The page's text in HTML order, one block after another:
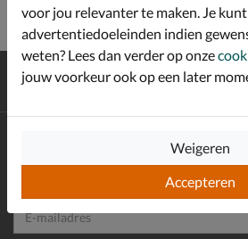
verzending en retour*
Schrijf je in voor de Shoemixx nieuwsbrief
voor jou relevanter te maken. Je
advertentiedoeleinden indien
weten? Lees dan verder op onze
jouw voorkeur ook op een later
Accepteren
Weigeren